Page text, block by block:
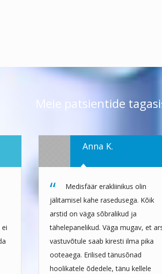
Meie patsientide
Anna K.
Medisfäär erakliinikus olin
jälitamisel kahe rasedusega. Kõik
arstid on väga sõbralikud ja
tähelepanelikud. Väga mugav, et
vastuvõtule saab kiresti ilma pika
ooteaega. Erilised tänusõnad
hoolikatele õdedele, tänu kellele